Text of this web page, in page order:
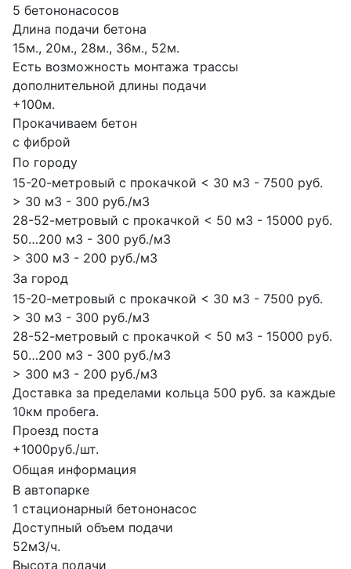
5 бетононасосов
Длина подачи бетона
15м., 20м., 28м., 36м., 52м.
Есть возможность монтажа трассы
дополнительной длины подачи
+100м.
Прокачиваем бетон
с фиброй
По городу
15-20-метровый с прокачкой < 30 м3 - 7500 руб.
> 30 м3 - 300 руб./м3
28-52-метровый с прокачкой < 50 м3 - 15000 руб.
50…200 м3 - 300 руб./м3
> 300 м3 - 200 руб./м3
За город
15-20-метровый с прокачкой < 30 м3 - 7500 руб.
> 30 м3 - 300 руб./м3
28-52-метровый с прокачкой < 50 м3 - 15000 руб.
50…200 м3 - 300 руб./м3
> 300 м3 - 200 руб./м3
Доставка за пределами кольца 500 руб. за каждые
10км пробега.
Проезд поста
+1000руб./шт.
Общая информация
В автопарке
1 стационарный бетононасос
Доступный объем подачи
52м3/ч.
Высота подачи